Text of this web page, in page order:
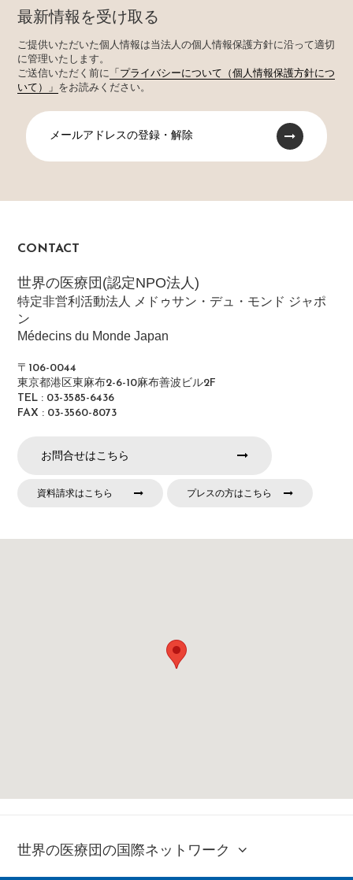
最新情報を受け取る
ご提供いただいた個人情報は当法人の個人情報保護方針に沿って適切
に管理いたします。
ご送信いただく前に
「プライバシーについて（個人情報保護方針につ
いて）」 をお読みください。
メールアドレスの登録・解除
CONTACT
世界の医療団(認定NPO法人)
特定非営利活動法人 メドゥサン・デュ・モンド ジャポ
ン
Médecins du Monde Japan
〒106-0044
東京都港区東麻布2-6-10麻布善波ビル2F
TEL : 03-3585-6436
FAX : 03-3560-8073
お問合せはこちら
資料請求はこちら プレスの方はこちら
世界の医療団の国際ネットワーク